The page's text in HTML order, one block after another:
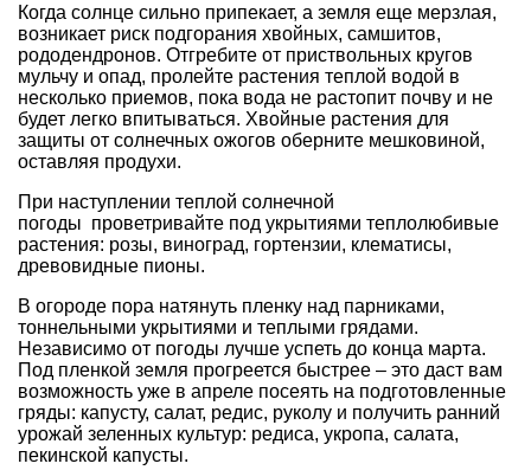
Когда солнце сильно припекает, а земля еще мерзлая,
возникает риск подгорания хвойных, самшитов,
рододендронов. Отгребите от приствольных кругов
мульчу и опад, пролейте растения теплой водой в
несколько приемов, пока вода не растопит почву и не
будет легко впитываться. Хвойные растения для
защиты от солнечных ожогов оберните мешковиной,
оставляя продухи.
При наступлении теплой солнечной
погоды проветривайте под укрытиями теплолюбивые
растения: розы, виноград, гортензии, клематисы,
древовидные пионы.
В огороде пора натянуть пленку над парниками,
тоннельными укрытиями и теплыми грядами.
Независимо от погоды лучше успеть до конца марта.
Под пленкой земля прогреется быстрее – это даст вам
возможность уже в апреле посеять на подготовленные
гряды: капусту, салат, редис, руколу и получить ранний
урожай зеленных культур: редиса, укропа, салата,
пекинской капусты.